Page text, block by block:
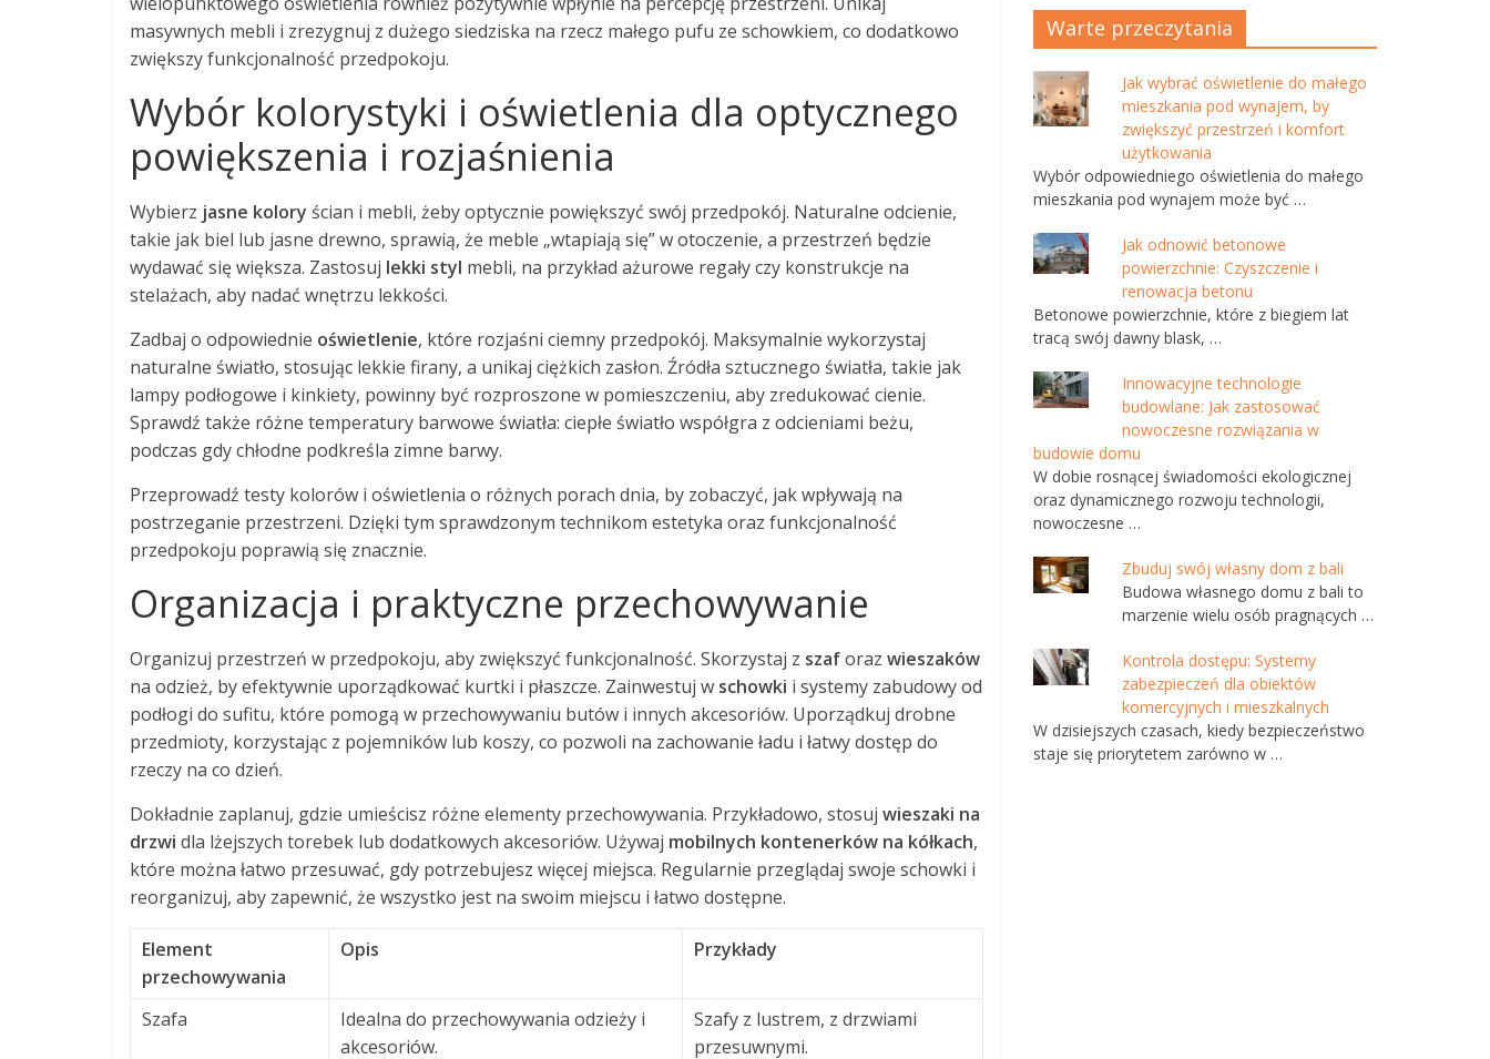
masywnych mebli i zrezygnuj z dużego siedziska na rzecz małego pufu ze schowkiem, co dodatkowo
zwiększy funkcjonalność przedpokoju.
Wybór kolorystyki i oświetlenia dla optycznego
powiększenia i rozjaśnienia
Wybierz jasne kolory ścian i mebli, żeby optycznie powiększyć swój przedpokój. Naturalne odcienie,
takie jak biel lub jasne drewno, sprawią, że meble „wtapiają się” w otoczenie, a przestrzeń będzie
wydawać się większa. Zastosuj lekki styl mebli, na przykład ażurowe regały czy konstrukcje na
stelażach, aby nadać wnętrzu lekkości.
Zadbaj o odpowiednie oświetlenie, które rozjaśni ciemny przedpokój. Maksymalnie wykorzystaj
naturalne światło, stosując lekkie firany, a unikaj ciężkich zasłon. Źródła sztucznego światła, takie jak
lampy podłogowe i kinkiety, powinny być rozproszone w pomieszczeniu, aby zredukować cienie.
Sprawdź także różne temperatury barwowe światła: ciepłe światło współgra z odcieniami beżu,
podczas gdy chłodne podkreśla zimne barwy.
Przeprowadź testy kolorów i oświetlenia o różnych porach dnia, by zobaczyć, jak wpływają na
postrzeganie przestrzeni. Dzięki tym sprawdzonym technikom estetyka oraz funkcjonalność
przedpokoju poprawią się znacznie.
Organizacja i praktyczne przechowywanie
Organizuj przestrzeń w przedpokoju, aby zwiększyć funkcjonalność. Skorzystaj z szaforaz wieszaków
na odzież, by efektywnie uporządkować kurtki i płaszcze. Zainwestuj w schowki i systemy zabudowy od
podłogi do sufitu, które pomogą w przechowywaniu butów i innych akcesoriów. Uporządkuj drobne
przedmioty, korzystając z pojemników lub koszy, co pozwoli na zachowanie ładu i łatwy dostęp do
rzeczy na co dzień.
Dokładnie zaplanuj, gdzie umieścisz różne elementy przechowywania. Przykładowo, stosuj wieszaki na
drzwi dla lżejszych torebek lub dodatkowych akcesoriów. Używaj mobilnych kontenerków na kółkach,
które można łatwo przesuwać, gdy potrzebujesz więcej miejsca. Regularnie przeglądaj swoje schowki i
reorganizuj, aby zapewnić, że wszystko jest na swoim miejscu i łatwo dostępne.
Element
przechowywania
Opis Przykłady
Szafa
Idealna do przechowywania odzieży i
akcesoriów.
Szafy z lustrem, z drzwiami
przesuwnymi.
Warte przeczytania
Jak wybrać oświetlenie do małego
mieszkania pod wynajem, by
zwiększyć przestrzeń i komfort
użytkowania
Wybór odpowiedniego oświetlenia do małego
mieszkania pod wynajem może być …
Jak odnowić betonowe
powierzchnie: Czyszczenie i
renowacja betonu
Betonowe powierzchnie, które z biegiem lat
tracą swój dawny blask, …
Innowacyjne technologie
budowlane: Jak zastosować
nowoczesne rozwiązania w
budowie domu
W dobie rosnącej świadomości ekologicznej
oraz dynamicznego rozwoju technologii,
nowoczesne …
Zbuduj swój własny dom z bali
Budowa własnego domu z bali to
marzenie wielu osób pragnących …
Kontrola dostępu: Systemy
zabezpieczeń dla obiektów
komercyjnych i mieszkalnych
W dzisiejszych czasach, kiedy bezpieczeństwo
staje się priorytetem zarówno w …